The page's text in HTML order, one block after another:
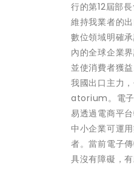
行的第12屆部
維持我業者的
數位領域明確
內的全球企業
並使消費者獲
我國出口主力
atorium。電子
易透過電商平
中小企業可運
者。當前電子
具沒有障礙，